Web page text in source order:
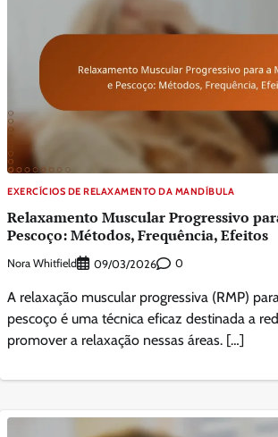
EXERCÍCIOS DE RELAXAMENTO DA MANDÍBULA
Relaxamento Muscular Progressivo
Pescoço: Métodos, Frequência, Efeitos
Nora Whitfield 09/03/2026 0
A relaxação muscular progressiva (RMP)
pescoço é uma técnica eficaz destinada a
promover a relaxação nessas áreas. […]